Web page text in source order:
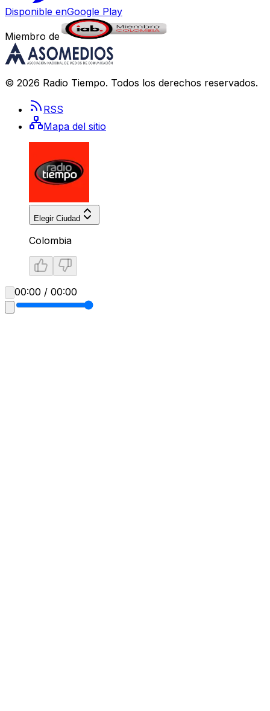
Disponible enGoogle Play
Miembro de
© 2026 Radio Tiempo. Todos los derechos reservados.
RSS
Mapa del sitio
Elegir Ciudad
Colombia
00:00 / 00:00